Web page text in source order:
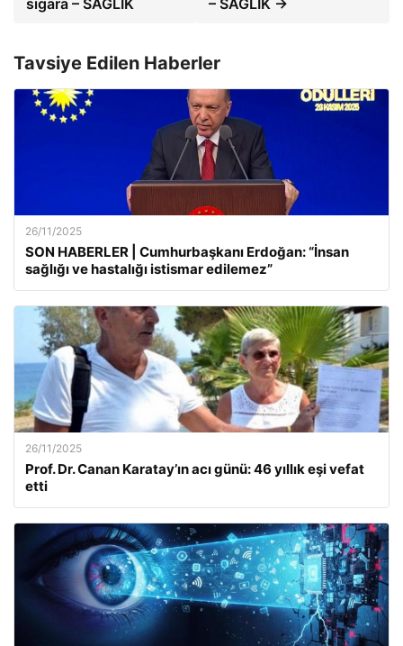
sigara – SAĞLIK – SAĞLIK →
Tavsiye Edilen Haberler
26/11/2025
SON HABERLER | Cumhurbaşkanı Erdoğan: “İnsan
sağlığı ve hastalığı istismar edilemez”
26/11/2025
Prof. Dr. Canan Karatay’ın acı günü: 46 yıllık eşi vefat
etti